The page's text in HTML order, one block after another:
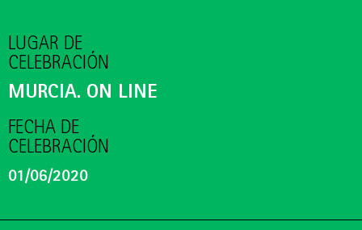
LUGAR DE
CELEBRACIÓN
MURCIA. ON LINE
FECHA DE
CELEBRACIÓN
01/06/2020